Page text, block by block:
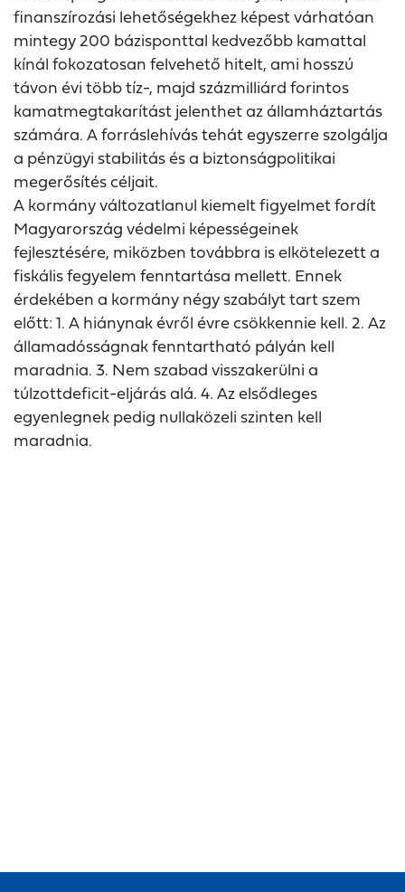
finanszírozási lehetőségekhez képest várhatóan
mintegy 200 bázisponttal kedvezőbb kamattal
kínál fokozatosan felvehető hitelt, ami hosszú
távon évi több tíz-, majd százmilliárd forintos
kamatmegtakarítást jelenthet az államháztartás
számára. A forráslehívás tehát egyszerre szolgálja
a pénzügyi stabilitás és a biztonságpolitikai
megerősítés céljait.
A kormány változatlanul kiemelt figyelmet fordít
Magyarország védelmi képességeinek
fejlesztésére, miközben továbbra is elkötelezett a
fiskális fegyelem fenntartása mellett. Ennek
érdekében a kormány négy szabályt tart szem
előtt: 1. A hiánynak évről évre csökkennie kell. 2. Az
államadósságnak fenntartható pályán kell
maradnia. 3. Nem szabad visszakerülni a
túlzottdeficit-eljárás alá. 4. Az elsődleges
egyenlegnek pedig nullaközeli szinten kell
maradnia.